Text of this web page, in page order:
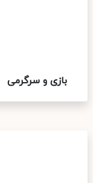
بازی و سرگرمی